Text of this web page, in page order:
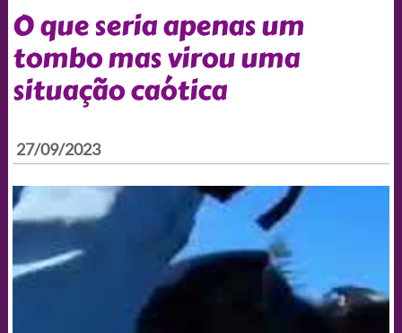
O que seria apenas um
tombo mas virou uma
situação caótica
27/09/2023